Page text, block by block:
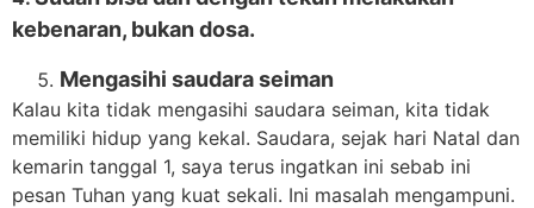
kebenaran, bukan dosa.
Mengasihi saudara seiman
Kalau kita tidak mengasihi saudara seiman, kita tidak
memiliki hidup yang kekal. Saudara, sejak hari Natal dan
kemarin tanggal 1, saya terus ingatkan ini sebab ini
pesan Tuhan yang kuat sekali. Ini masalah mengampuni.